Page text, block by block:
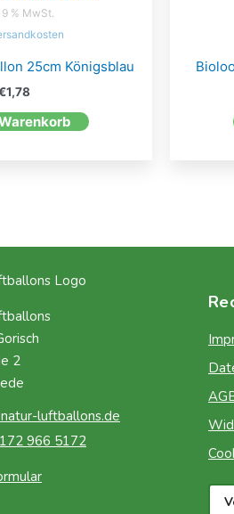
% MwSt.
25cm Königsblau
1,78
2
luftballons.de
966 5172